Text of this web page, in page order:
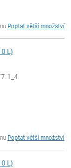
Poptat větší množství
L)
Poptat větší množství
L)